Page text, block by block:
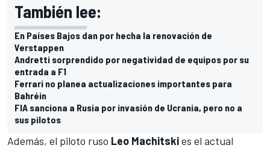
También lee:
En Países Bajos dan por hecha la renovación de
Verstappen
Andretti sorprendido por negatividad de equipos por su
entrada a F1
Ferrari no planea actualizaciones importantes para
Bahréin
FIA sanciona a Rusia por invasión de Ucrania, pero no a
sus pilotos
Además, el piloto ruso Leo Machitskies el actual